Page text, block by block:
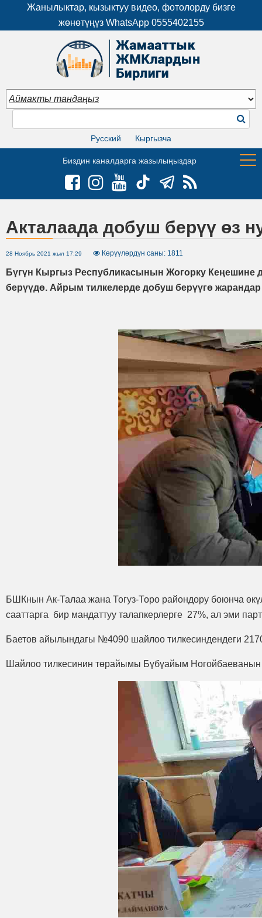
Жанылыктар, кызыктуу видео, фотолорду бизге
жөнөтүңүз WhatsApp 0555402155
Русский Кыргызча
Биздин каналдарга жазылыңыздар
Акталаада добуш берүү өз
28 Ноябрь 2021 жыл 17:29 Көрүүлөрдүн саны: 1811
Бүгүн Кыргыз Республикасынын Жогорку Кеңешине
берүүдө. Айрым тилкелерде добуш берүүгө
БШКнын Ак-Талаа жана Тогуз-Торо райондору боюнча
сааттарга бир мандаттуу талапкерлерге 27%, ал эми
Баетов айылындагы №4090 шайлоо тилкесиндендеги
Шайлоо тилкесинин төрайымы Бүбүайым